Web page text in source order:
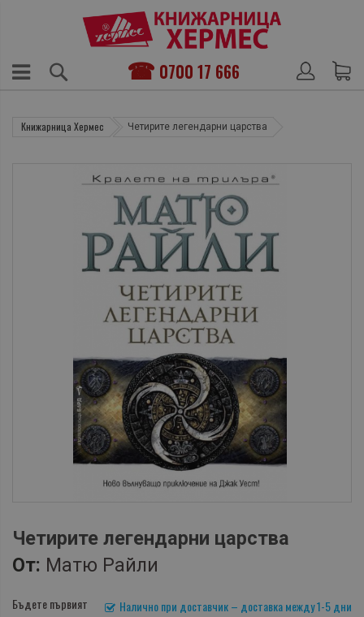
0700 17 666
Книжарница Хермес Четирите легендарни царства
Четирите легендарни царства
От: Матю Райли
Налично при доставчик – доставка между 1-5 дни
Бъдете първият